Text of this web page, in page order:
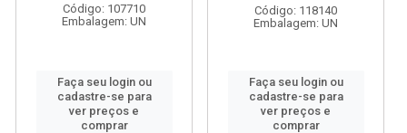
Código: 107710
Embalagem: UN
Faça seu login ou
cadastre-se para
ver preços e
comprar
Código: 118140
Embalagem: UN
Faça seu login ou
cadastre-se para
ver preços e
comprar